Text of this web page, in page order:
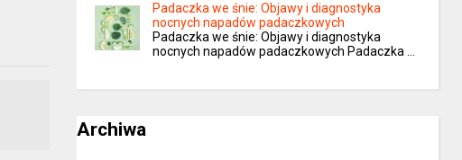
Padaczka we śnie: Objawy i diagnostyka
nocnych napadów padaczkowych
Padaczka we śnie: Objawy i diagnostyka
nocnych napadów padaczkowych Padaczka …
Archiwa